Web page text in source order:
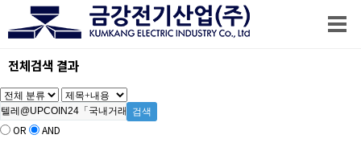
전체검색 결과
OR AND